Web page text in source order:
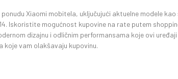
Xiaomi mobitela, uključujući aktuelne modele kao
Iskoristite mogućnost kupovine na rate putem
dizajnu i odličnim performansama koje ovi
koje vam olakšavaju kupovinu.